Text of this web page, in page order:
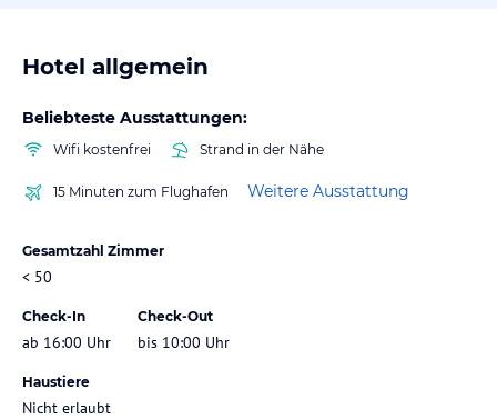
Hotel allgemein
Beliebteste Ausstattungen:
Wifi kostenfrei Strand in der Nähe
15 Minuten zum Flughafen Weitere Ausstattung
Gesamtzahl Zimmer
< 50
Check-In
ab 16:00 Uhr
Check-Out
bis 10:00 Uhr
Haustiere
Nicht erlaubt